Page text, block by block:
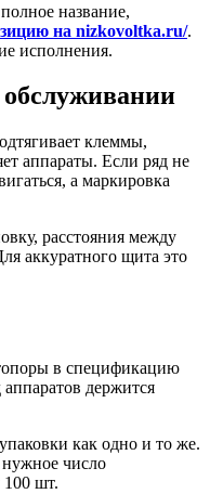
название,
на nizkovoltka.ru/.
исполнения.
клеммы,
аппараты. Если ряд не
а маркировка
расстояния между
аккуратного щита это
в спецификацию
держится
как одно и то же.
нужное число
100 шт.